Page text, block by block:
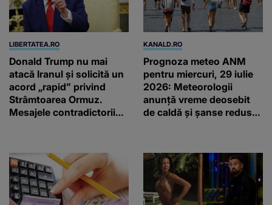
LIBERTATEA.RO
Donald Trump nu mai
atacă Iranul și solicită un
acord „rapid” privind
Strâmtoarea Ormuz.
Mesajele contradictorii
KANALD.RO
Prognoza meteo ANM
pentru miercuri, 29 iulie
2026: Meteorologii
anunță vreme deosebit
de caldă și șanse reduse